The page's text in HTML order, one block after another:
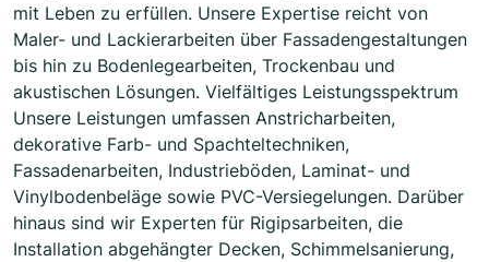
mit Leben zu erfüllen. Unsere Expertise reicht von
Maler- und Lackierarbeiten über Fassadengestaltungen
bis hin zu Bodenlegearbeiten, Trockenbau und
akustischen Lösungen. Vielfältiges Leistungsspektrum
Unsere Leistungen umfassen Anstricharbeiten,
dekorative Farb- und Spachteltechniken,
Fassadenarbeiten, Industrieböden, Laminat- und
Vinylbodenbeläge sowie PVC-Versiegelungen. Darüber
hinaus sind wir Experten für Rigipsarbeiten, die
Installation abgehängter Decken, Schimmelsanierung,